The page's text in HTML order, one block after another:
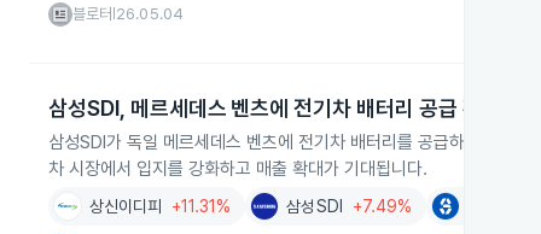
블로터 26.05.04
삼성SDI, 메르세데스 벤츠에 전기차 배터리 공급 확정
삼성SDI가 독일 메르세데스 벤츠에 전기차 배터리를 공급하기로 공
차 시장에서 입지를 강화하고 매출 확대가 기대됩니다.
상신이디피 +11.31% 삼성SDI +7.49%